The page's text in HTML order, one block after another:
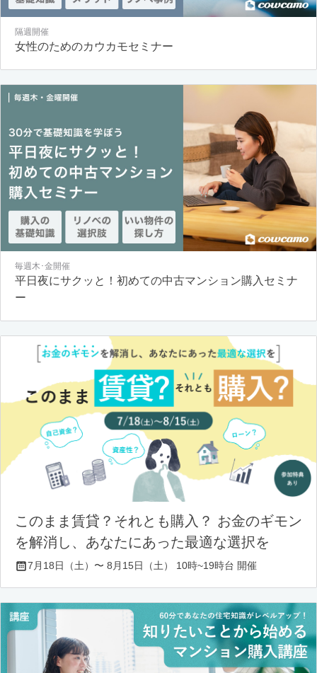
隔週開催
女性のためのカウカモセミナー
毎週木･金開催
平日夜にサクッと！初めての中古マンション購入セミナ
ー
このまま賃貸？それとも購入？ お金のギモン
を解消し、あなたにあった最適な選択を
7月18日（土）〜 8月15日（土） 10時~19時台 開催